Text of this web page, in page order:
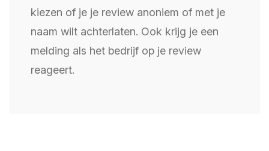
kiezen of je je review anoniem of met je
naam wilt achterlaten. Ook krijg je een
melding als het bedrijf op je review
reageert.